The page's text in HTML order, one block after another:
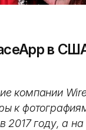
в
компании
к
году, а на